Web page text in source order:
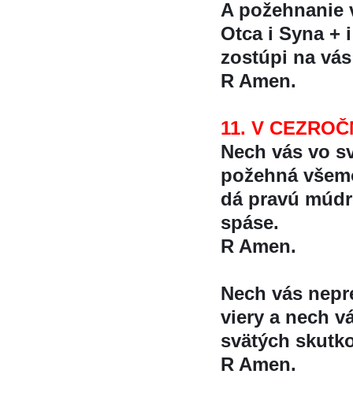
A požehnanie
Otca i Syna +
zostúpi na
R Amen.
11. V
Nech vás vo
požehná
dá pravú
spáse.
R Amen.
Nech vás
viery a nech
svätých
R Amen.